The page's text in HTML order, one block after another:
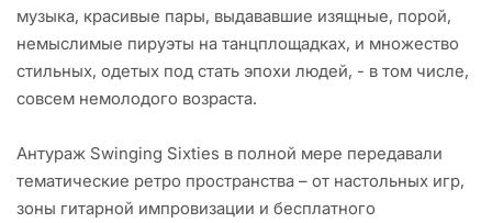
музыка, красивые пары, выдававшие изящные, порой,
немыслимые пируэты на танцплощадках, и множество
стильных, одетых под стать эпохи людей, - в том числе,
совсем немолодого возраста.
Антураж Swinging Sixties в полной мере передавали
тематические ретро пространства – от настольных игр,
зоны гитарной импровизации и бесплатного